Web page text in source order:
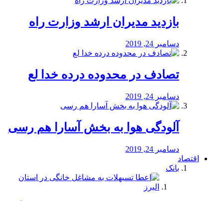
بازدید مدیران ارشد وزارت راه
دسامبر 24, 2019
تصادف در محدوده درده خدا لع
دسامبر 24, 2019
آلودگی هوا به بخش آسارا هم رسی
دسامبر 24, 2019
اقتصاد
بانک